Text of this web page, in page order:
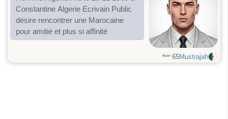
Constantine Algerie Ecrivain Public
désire rencontrer une Marocaine
pour amitié et plus si affinité
Mustrajah
65 سنة